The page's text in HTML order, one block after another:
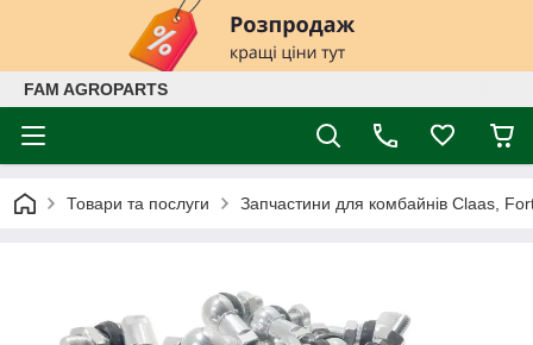
FAM AGROPARTS
Товари та послуги Запчастини для комбайнів Claas,